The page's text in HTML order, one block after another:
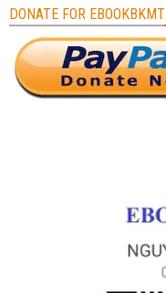
DONATE FOR EBOOKBKMT